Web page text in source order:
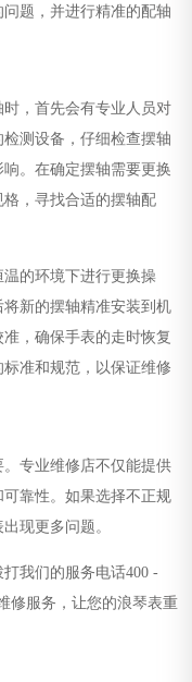
题，并进行精准的配轴
，首先会有专业人员对
测设备，仔细检查摆轴
。在确定摆轴需要更换
，寻找合适的摆轴配
的环境下进行更换操
新的摆轴精准安装到机
，确保手表的走时恢复
准和规范，以保证维修
专业维修店不仅能提供
靠性。如果选择不正规
现更多问题。
我们的服务电话400 -
修服务，让您的浪琴表重